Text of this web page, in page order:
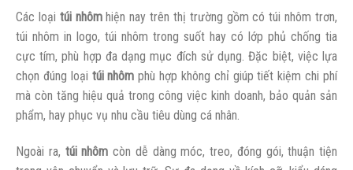
Các loại túi nhômhiện nay trên thị trường gồm có túi nhôm trơn,
túi nhôm in logo, túi nhôm trong suốt hay có lớp phủ chống tia
cực tím, phù hợp đa dạng mục đích sử dụng. Đặc biệt, việc lựa
chọn đúng loại túi nhôm phù hợp không chỉ giúp tiết kiệm chi phí
mà còn tăng hiệu quả trong công việc kinh doanh, bảo quản sản
phẩm, hay phục vụ nhu cầu tiêu dùng cá nhân.
Ngoài ra, túi nhôm còn dễ dàng móc, treo, đóng gói, thuận tiện